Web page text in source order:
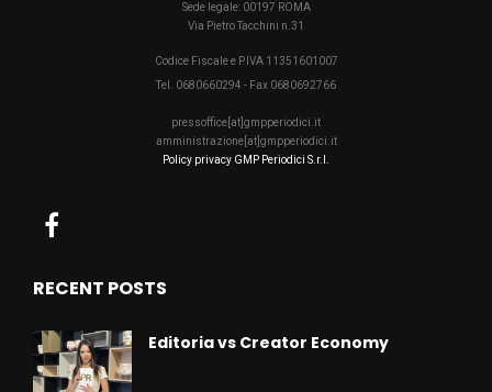
Sede legale: 00197 ROMA
Via Pietro Tacchini n.31
Codice Fiscale e P.IVA 11351601007
Tel. 0680660294 - Fax 0680692766
pressoffice[at]gmpperiodici.it
amministrazione[at]gmpperiodici.it
Policy privacy GMP Periodici S.r.l.
RECENT POSTS
Editoria vs Creator Economy